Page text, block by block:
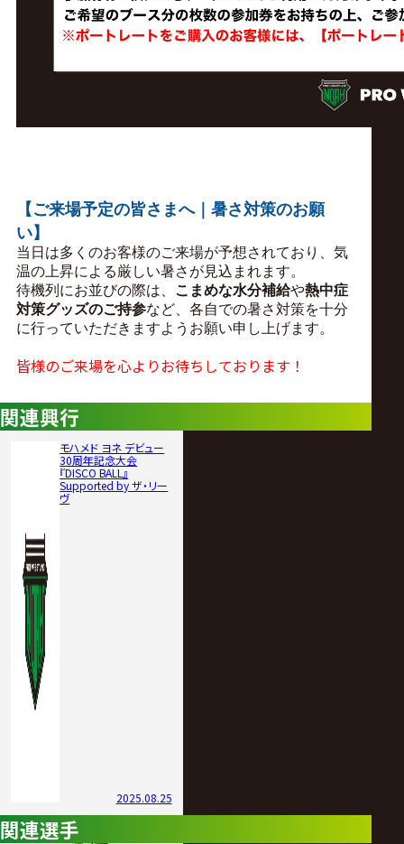
【ご来場予定の皆さまへ｜暑さ対策のお願
い】
当日は多くのお客様のご来場が予想されており、気
温の上昇による厳しい暑さが見込まれます。
待機列にお並びの際は、
こまめな水分補給や熱中症
対策グッズのご持参など、各自での暑さ対策を十分
に行っていただきますようお願い申し上げます。
皆様のご来場を心よりお待ちしております！
関連興行
モハメド ヨネ デビュー
30周年記念大会
『DISCO BALL』
Supported by ザ・リー
ヴ
2025.08.25
関連選手